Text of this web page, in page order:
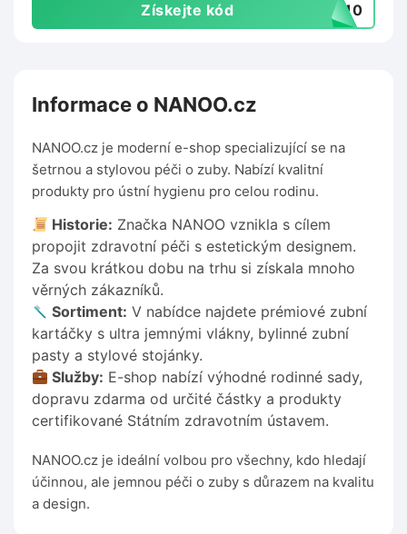
Získejte kód TA10
Informace o NANOO.cz
NANOO.cz je moderní e-shop specializující se na
šetrnou a stylovou péči o zuby. Nabízí kvalitní
produkty pro ústní hygienu pro celou rodinu.
Historie: Značka NANOO vznikla s cílem
propojit zdravotní péči s estetickým designem.
Za svou krátkou dobu na trhu si získala mnoho
věrných zákazníků.
Sortiment: V nabídce najdete prémiové zubní
kartáčky s ultra jemnými vlákny, bylinné zubní
pasty a stylové stojánky.
Služby: E-shop nabízí výhodné rodinné sady,
dopravu zdarma od určité částky a produkty
certifikované Státním zdravotním ústavem.
NANOO.cz je ideální volbou pro všechny, kdo hledají
účinnou, ale jemnou péči o zuby s důrazem na kvalitu
a design.